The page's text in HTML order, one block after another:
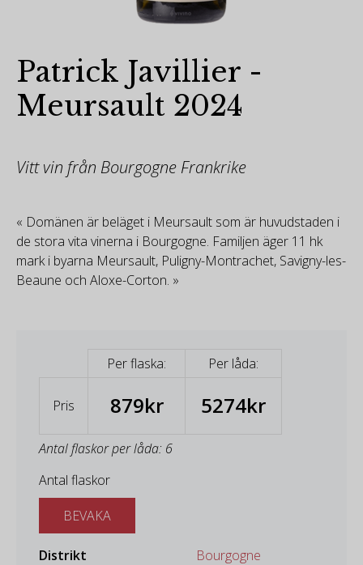
Patrick Javillier -
Meursault 2024
Vitt vin från Bourgogne Frankrike
« Domänen är beläget i Meursault som är huvudstaden i
de stora vita vinerna i Bourgogne. Familjen äger 11 hk
mark i byarna Meursault, Puligny-Montrachet, Savigny-les-
Beaune och Aloxe-Corton. »
Per flaska: Per låda:
Pris 879kr 5274kr
Antal flaskor per låda: 6
Antal flaskor
BEVAKA
Distrikt
Bourgogne